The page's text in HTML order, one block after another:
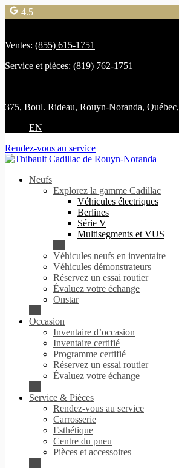
4.5
Ventes: (855) 615-1751
Service et pièces: (819) 762-1751
375, Boul. Rideau, Rouyn-Noranda, Québec,
EN
Rendez-vous au service
Neufs
Explorez la gamme Cadillac
Véhicules électriques
Berlines
Série V
Multisegments et VUS
Véhicules neufs en inventaire
Véhicules démonstrateurs
Réservez un essai routier
Évaluez votre échange
Onstar
Occasion
Inventaire d’occasion
Inventaire certifié
Programme certifié
Réservez un essai routier
Évaluez votre échange
Service & Pièces
Rendez-vous au service
Carrosserie
Esthétique
Centre du pneu
Pièces et accessoires